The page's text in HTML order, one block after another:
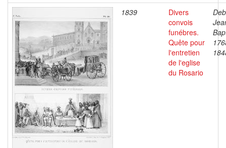
1839
Divers
convois
funébres.
Quête pour
l'entretien
de l'eglise
du Rosario